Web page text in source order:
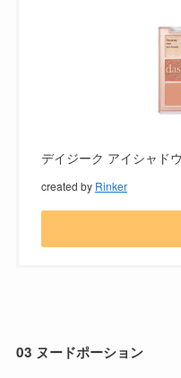
デイジーク アイシャド
created by Rinker
03 ヌードポーション